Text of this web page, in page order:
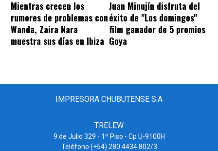
Mientras crecen los
rumores de problemas con
Wanda, Zaira Nara
muestra sus días en Ibiza
Juan Minujín disfruta del
éxito de "Los domingos"
film ganador de 5 premios
Goya
IMPRESORA CHUBUTENSE S.A
TRELEW
9 de Julio 329 - 1º Piso - Cp U-9100H
Teléfono (+54) 280 4434 802/3